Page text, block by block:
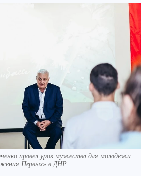
провел урок мужества для молодежи
Первых» в ДНР